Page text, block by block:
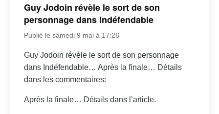
Guy Jodoin révèle le sort de son
personnage dans Indéfendable
Publié le samedi 9 mai à 17:26
Guy Jodoin révèle le sort de son personnage
dans Indéfendable… Après la finale… Détails
dans les commentaires:
Après la finale… Détails dans l’article.